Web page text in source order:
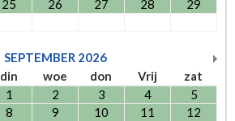
25 26 27 28
29
SEPTEMBER 2026
din woe don Vrij
zat
1
2 3 4
5
8 9 10 11
12